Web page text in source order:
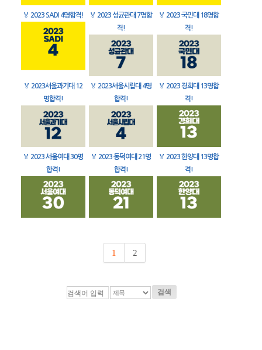
🏅 2023 SADI 4명합격! 🏅 2023 성균관대 7명합
격!
🏅 2023 국민대 18명합
격!
🏅 2023서울과기대 12
명합격!
🏅 2023서울시립대 4명
합격!
🏅 2023 경희대 13명합
격!
🏅 2023 서울여대 30명
합격!
🏅 2023 동덕여대 21명
합격!
🏅 2023 한양대 13명합
격!
1 2
검색